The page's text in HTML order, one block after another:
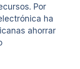
Por
ha
ahorrar